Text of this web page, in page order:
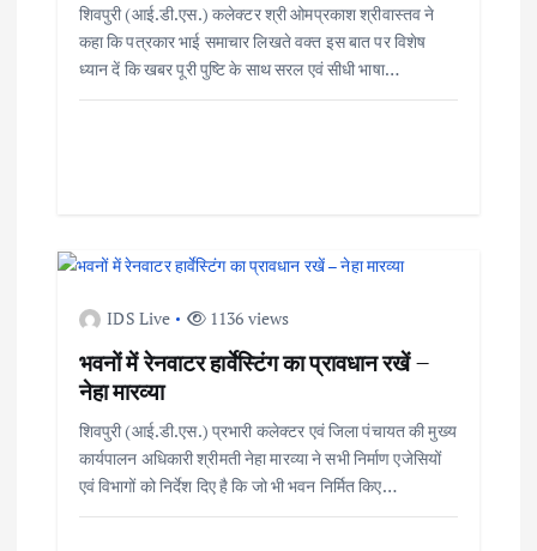
o
शिवपुरी (आई.डी.एस.) कलेक्टर श्री ओमप्रकाश श्रीवास्तव ने
कहा कि पत्रकार भाई समाचार लिखते वक्त इस बात पर विशेष
ध्यान दें कि खबर पूरी पुष्टि के साथ सरल एवं सीधी भाषा…
IDS Live 1136 views
भवनों में रेनवाटर हार्वेस्टिंग का प्रावधान रखें –
नेहा मारव्या
शिवपुरी (आई.डी.एस.) प्रभारी कलेक्टर एवं जिला पंचायत की मुख्य
कार्यपालन अधिकारी श्रीमती नेहा मारव्या ने सभी निर्माण एजेसियों
एवं विभागों को निर्देश दिए है कि जो भी भवन निर्मित किए…